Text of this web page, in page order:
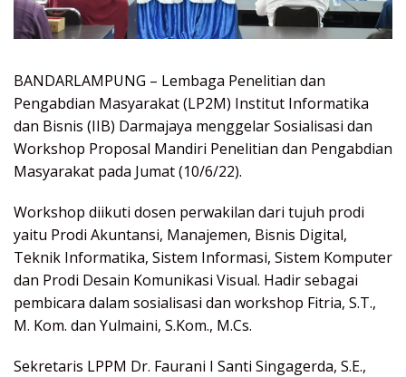
BANDARLAMPUNG – Lembaga Penelitian dan
Pengabdian Masyarakat (LP2M) Institut Informatika
dan Bisnis (IIB) Darmajaya menggelar Sosialisasi dan
Workshop Proposal Mandiri Penelitian dan Pengabdian
Masyarakat pada Jumat (10/6/22).
Workshop diikuti dosen perwakilan dari tujuh prodi
yaitu Prodi Akuntansi, Manajemen, Bisnis Digital,
Teknik Informatika, Sistem Informasi, Sistem Komputer
dan Prodi Desain Komunikasi Visual. Hadir sebagai
pembicara dalam sosialisasi dan workshop Fitria, S.T.,
M. Kom. dan Yulmaini, S.Kom., M.Cs.
Sekretaris LPPM Dr. Faurani I Santi Singagerda, S.E.,